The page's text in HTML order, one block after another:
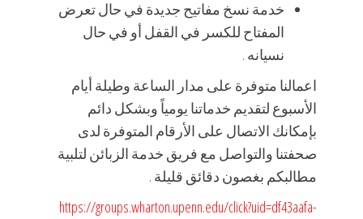
خدمة نسخ مفاتيح جديدة في حال تعرض
المفتاح للكسر في القفل أو في حال
نسيانه .
اعمالنا متوفرة على مدار الساعة وطيلة أيام
الأسبوع لتقديم خدماتنا يومياً وبشكل دائم
بإمكانك الاتصال على الأرقام المتوفرة لدى
صحفتنا والتواصل مع فريق خدمة الزبائن لتلبية
مطالبكم بغصون دقائق قليلة .
https://groups.wharton.upenn.edu/click?uid=df43aafa-